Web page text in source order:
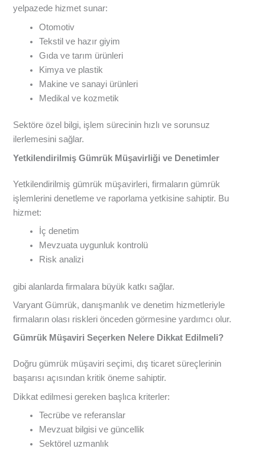
yelpazede hizmet sunar:
Otomotiv
Tekstil ve hazır giyim
Gıda ve tarım ürünleri
Kimya ve plastik
Makine ve sanayi ürünleri
Medikal ve kozmetik
Sektöre özel bilgi, işlem sürecinin hızlı ve sorunsuz
ilerlemesini sağlar.
Yetkilendirilmiş Gümrük Müşavirliği ve Denetimler
Yetkilendirilmiş gümrük müşavirleri, firmaların gümrük
işlemlerini denetleme ve raporlama yetkisine sahiptir. Bu
hizmet:
İç denetim
Mevzuata uygunluk kontrolü
Risk analizi
gibi alanlarda firmalara büyük katkı sağlar.
Varyant Gümrük, danışmanlık ve denetim hizmetleriyle
firmaların olası riskleri önceden görmesine yardımcı olur.
Gümrük Müşaviri Seçerken Nelere Dikkat Edilmeli?
Doğru gümrük müşaviri seçimi, dış ticaret süreçlerinin
başarısı açısından kritik öneme sahiptir.
Dikkat edilmesi gereken başlıca kriterler:
Tecrübe ve referanslar
Mevzuat bilgisi ve güncellik
Sektörel uzmanlık